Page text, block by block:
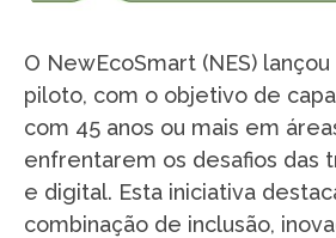
O NewEcoSmart (NES)
piloto, com o objetivo de
com 45 anos ou mais em
enfrentarem os desafios das
e digital. Esta iniciativa
combinação de inclusão,